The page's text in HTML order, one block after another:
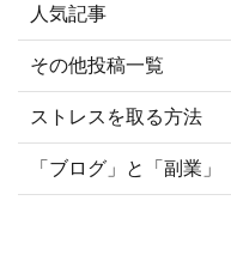
人気記事
その他投稿一覧
ストレスを取る方法
「ブログ」と「副業」